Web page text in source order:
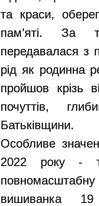
та краси,
пам’яті. За
передавалася з
рід як родинна
пройшов крізь
почуттів,
Батьківщини.
Особливе
2022 року -
повномасштабну
вишиванка